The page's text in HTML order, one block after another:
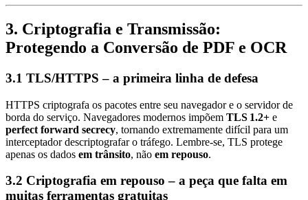
3. Criptografia e Transmissão:
Protegendo a Conversão de PDF e OCR
3.1 TLS/HTTPS – a primeira linha de defesa
HTTPS criptografa os pacotes entre seu navegador e o servidor de
borda do serviço. Navegadores modernos impõem TLS 1.2+ e
perfect forward secrecy, tornando extremamente difícil para um
interceptador descriptografar o tráfego. Lembre‑se, TLS protege
apenas os dados em trânsito, não em repouso.
3.2 Criptografia em repouso – a peça que falta em
muitas ferramentas gratuitas